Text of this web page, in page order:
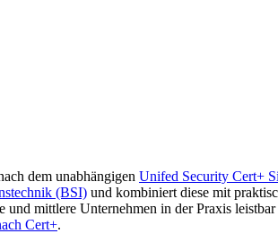
dem unabhängigen Unifed Security Cert+
(BSI) und kombiniert diese mit
mittlere Unternehmen in der Praxis
Cert+.